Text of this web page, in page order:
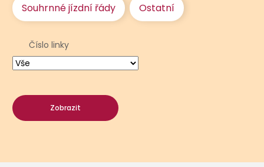
Souhrnné jízdní řády Ostatní
Číslo linky
Zobrazit